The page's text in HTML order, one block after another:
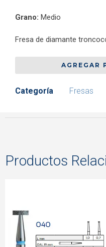
Grano: Medio
Fresa de diamante
AGREGAR
Categoría Fresas
Productos